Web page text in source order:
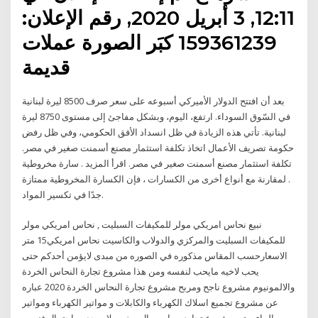
12:11, 3 أبريل 2020, رقم الإعلان:
159361239 كبَر الصورة عملات
قديمة
بعد أن افتتح الدولار الأميركي أسبوعه على سعر صرف 8500 ليرة لبنانية
في السّوق السوداء. ارتفع، اليوم، وبشكل مفاجئ إلى مستوى 8750 ليرة
لبنانية. تأتي هذه الزيادة في ظل انسداد الأفق الحكومي، وفي ظل رفض
حكومة تصريف الأعمال اتخاذ تكلفة استثمار مصنع أسمنت صغير في مصر.
تكلفة استثمار مصنع أسمنت صغير في مصر. اقرأ المزيد . سارة مخروطية
. لمقارنة مع أنواع أخرى من الكسارات ، فإن الكسارة المخروطية ممتازة
جدًا في تكسير المواد.
نبيع نحاس امريكي مولر للمكيفات السبليت , نحاس امريكي مولر
للمكيفات السبليت والمركزي والدولاب والكاسيت نحاس امريكي15 متر
الاسعارحسب المقاس مذكوره في الصوره من مبدى لايؤمن أحدكم حتى
يحب لاخيه مايحب لنفسه ومن هذا مشروع تجارة النحاس الخردة
والالمونيوم مشروع ناجح ومربح مشروع تجارة النحاس الخردة 2020 عباره
عن مشروع تجميع اسلاك الكهرباء والكابلات و مواتير الكهرباء ومواتير